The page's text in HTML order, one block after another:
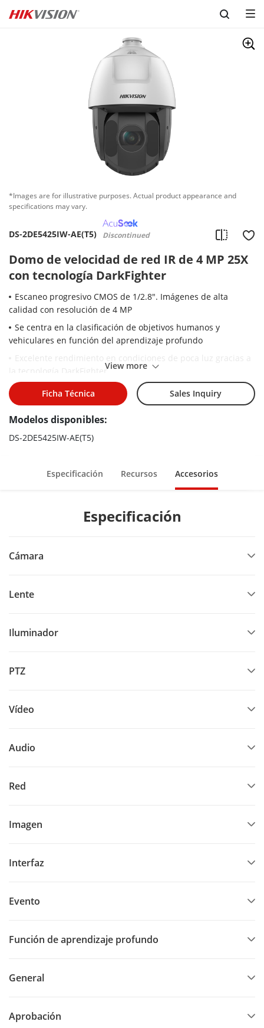
Skip to content
*Images are for illustrative purposes. Actual product appearance and
specifications may vary.
DS-2DE5425IW-AE(T5) Discontinued
Domo de velocidad de red IR de 4 MP 25X
con tecnología DarkFighter
Escaneo progresivo CMOS de 1/2.8". Imágenes de alta
calidad con resolución de 4 MP
Se centra en la clasificación de objetivos humanos y
vehiculares en función del aprendizaje profundo
la tecnología DarkFighter
El zoom óptico de 25× y el zoom digital de 16× proporcionan
vistas en primer plano sobre áreas amplias
WDR, HLC, desempañador, exposición regional, enfoque
Tecnología de compresión eficiente H.265+/H.265
View more
Ficha Técnica Sales Inquiry
Modelos disponibles:
DS-2DE5425IW-AE(T5)
Especificación Recursos Accesorios
Especificación
Cámara
Lente
Iluminador
PTZ
Vídeo
Audio
Red
Imagen
Interfaz
Evento
Función de aprendizaje profundo
General
Aprobación